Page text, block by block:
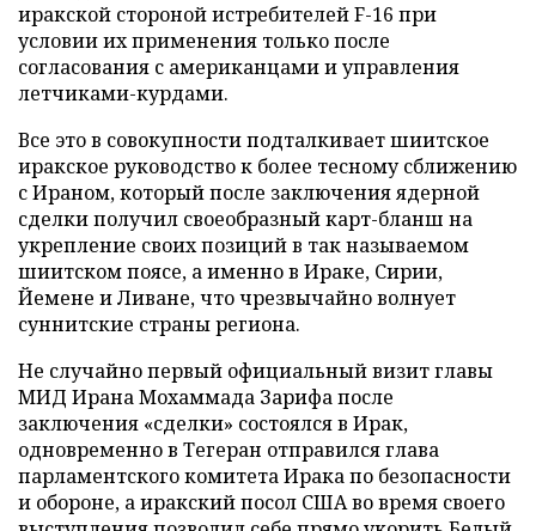
иракской стороной истребителей F-16 при
условии их применения только после
согласования с американцами и управления
летчиками-курдами.
Все это в совокупности подталкивает шиитское
иракское руководство к более тесному сближению
с Ираном, который после заключения ядерной
сделки получил своеобразный карт-бланш на
укрепление своих позиций в так называемом
шиитском поясе, а именно в Ираке, Сирии,
Йемене и Ливане, что чрезвычайно волнует
суннитские страны региона.
Не случайно первый официальный визит главы
МИД Ирана Мохаммада Зарифа после
заключения «сделки» состоялся в Ирак,
одновременно в Тегеран отправился глава
парламентского комитета Ирака по безопасности
и обороне, а иракский посол США во время своего